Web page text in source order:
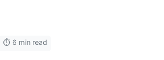
⏱️ 6 min read